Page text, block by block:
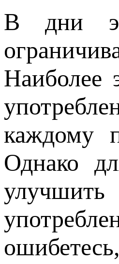
В дни
Наиболее
каждому
Однако